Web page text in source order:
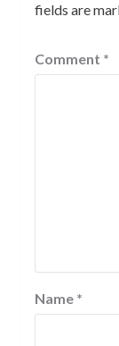
fields are
Comment *
Name *